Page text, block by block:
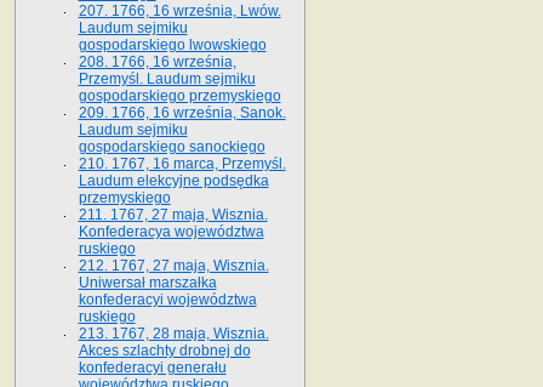
207. 1766, 16 września, Lwów.
Laudum sejmiku
gospodarskiego lwowskiego
208. 1766, 16 września,
Przemyśl. Laudum sejmiku
gospodarskiego przemyskiego
209. 1766, 16 września, Sanok.
Laudum sejmiku
gospodarskiego sanockiego
210. 1767, 16 marca, Przemyśl.
Laudum elekcyjne podsędka
przemyskiego
211. 1767, 27 maja, Wisznia.
Konfederacya województwa
ruskiego
212. 1767, 27 maja, Wisznia.
Uniwersał marszałka
konfederacyi województwa
ruskiego
213. 1767, 28 maja, Wisznia.
Akces szlachty drobnej do
konfederacyi generału